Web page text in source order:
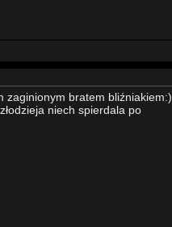
zaginionym bratem bliźniakiem:)
niech spierdala po